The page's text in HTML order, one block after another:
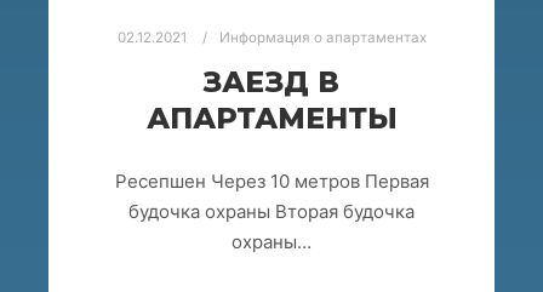
02.12.2021 Информация о апартаментах
ЗАЕЗД В
АПАРТАМЕНТЫ
Ресепшен Через 10 метров Первая
будочка охраны Вторая будочка
охраны…